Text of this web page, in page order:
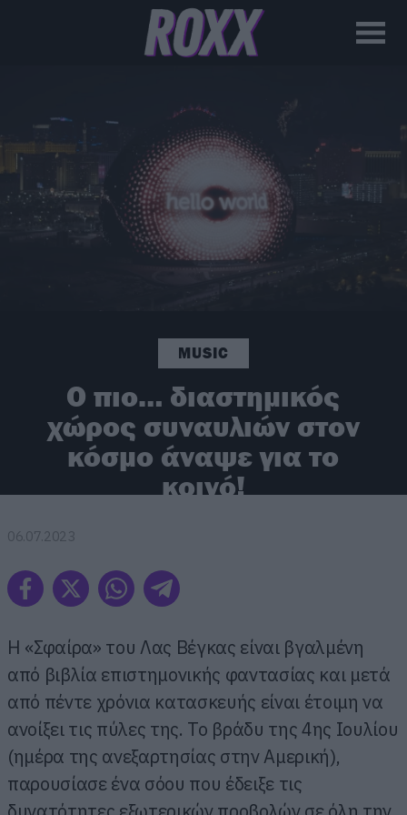
MUSIC
Ο πιο… διαστημικός
χώρος συναυλιών στον
κόσμο άναψε για το
κοινό!
06.07.2023
Η «Σφαίρα» του Λας Βέγκας είναι βγαλμένη
από βιβλία επιστημονικής φαντασίας και μετά
από πέντε χρόνια κατασκευής είναι έτοιμη να
ανοίξει τις πύλες της. Το βράδυ της 4ης Ιουλίου
(ημέρα της ανεξαρτησίας στην Αμερική),
παρουσίασε ένα σόου που έδειξε τις